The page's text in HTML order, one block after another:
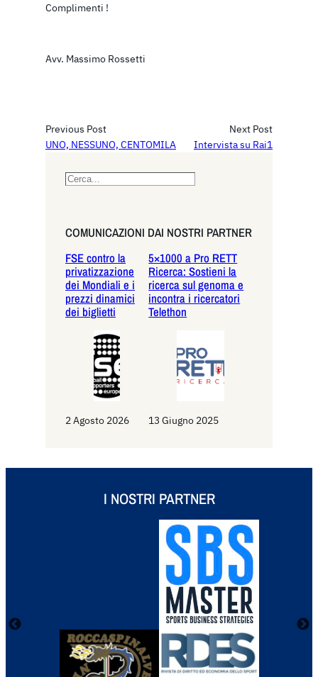
Complimenti !
Avv. Massimo Rossetti
Previous Post
UNO, NESSUNO, CENTOMILA
Next Post
Intervista su Rai1
S
r
c
h
COMUNICAZIONI DAI NOSTRI PARTNER
FSE contro la
privatizzazione
dei Mondiali e i
prezzi dinamici
dei biglietti
2 Agosto 2026
5×1000 a Pro RETT
Ricerca: Sostieni la
ricerca sul genoma e
incontra i ricercatori
Telethon
13 Giugno 2025
I NOSTRI PARTNER